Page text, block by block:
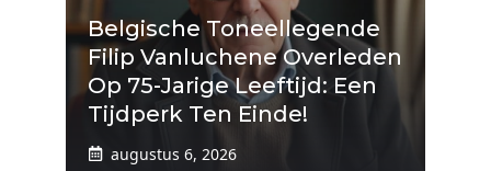
Belgische Toneellegende
Filip Vanluchene Overleden
Op 75-Jarige Leeftijd: Een
Tijdperk Ten Einde!
augustus 6, 2026